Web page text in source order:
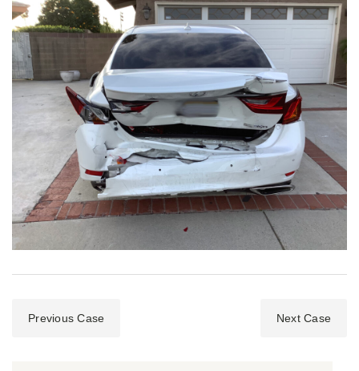
Previous Case Next Case